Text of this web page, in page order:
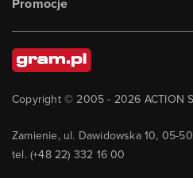
Promocje
Copyright © 2005 - 2026 ACTION
Zamienie, ul. Dawidowska 10, 05-
tel. (+48 22) 332 16 00